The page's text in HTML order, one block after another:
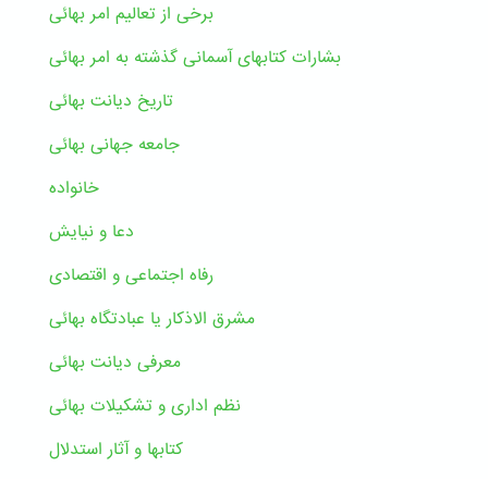
برخی از تعالیم امر بهائی
بشارات کتابهای آسمانی گذشته به امر بهائی
تاریخ دیانت بهائی
جامعه جهانی بهائی
خانواده
دعا و نیایش
رفاه اجتماعی و اقتصادی
مشرق الاذکار یا عبادتگاه بهائی
معرفی دیانت بهائی
نظم اداری و تشکیلات بهائی
کتابها و آثار استدلال